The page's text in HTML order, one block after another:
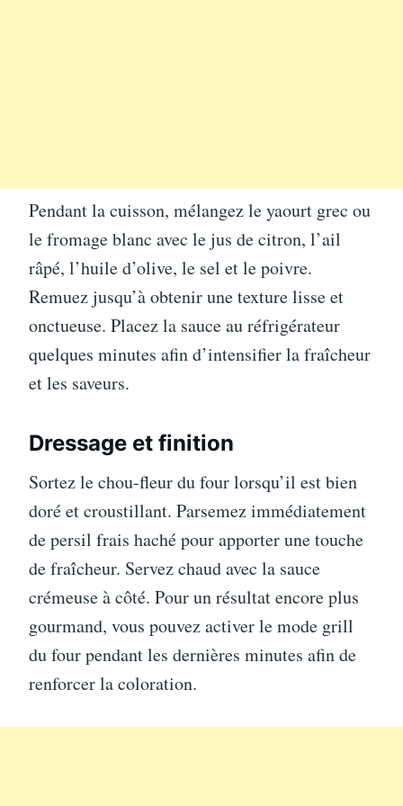
Pendant la cuisson, mélangez le yaourt grec ou
le fromage blanc avec le jus de citron, l’ail
râpé, l’huile d’olive, le sel et le poivre.
Remuez jusqu’à obtenir une texture lisse et
onctueuse. Placez la sauce au réfrigérateur
quelques minutes afin d’intensifier la fraîcheur
et les saveurs.
Dressage et finition
Sortez le chou-fleur du four lorsqu’il est bien
doré et croustillant. Parsemez immédiatement
de persil frais haché pour apporter une touche
de fraîcheur. Servez chaud avec la sauce
crémeuse à côté. Pour un résultat encore plus
gourmand, vous pouvez activer le mode grill
du four pendant les dernières minutes afin de
renforcer la coloration.